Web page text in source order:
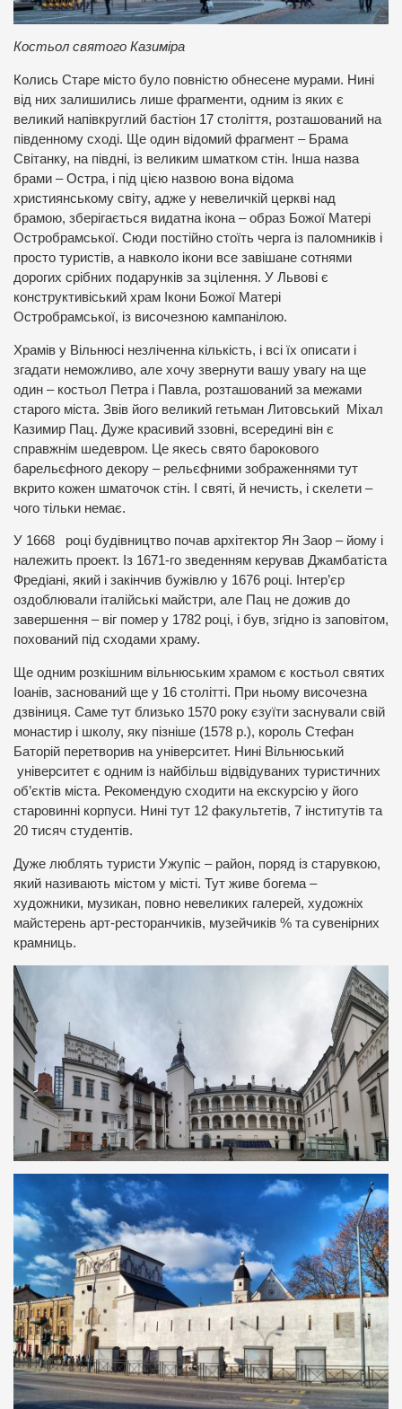
Костьол святого Казиміра
Колись Старе місто було повністю обнесене мурами. Нині
від них залишились лише фрагменти, одним із яких є
великий напівкруглий бастіон 17 століття, розташований на
південному сході. Ще один відомий фрагмент – Брама
Світанку, на півдні, із великим шматком стін. Інша назва
брами – Остра, і під цією назвою вона відома
християнському світу, адже у невеличкій церкві над
брамою, зберігається видатна ікона – образ Божої Матері
Остробрамської. Сюди постійно стоїть черга із паломників і
просто туристів, а навколо ікони все завішане сотнями
дорогих срібних подарунків за зцілення. У Львові є
конструктивіський храм Ікони Божої Матері
Остробрамської, із височезною кампанілою.
Храмів у Вільнюсі незліченна кількість, і всі їх описати і
згадати неможливо, але хочу звернути вашу увагу на ще
один – костьол Петра і Павла, розташований за межами
старого міста. Звів його великий гетьман Литовський Міхал
Казимир Пац. Дуже красивий ззовні, всередині він є
справжнім шедевром. Це якесь свято барокового
барельєфного декору – рельєфними зображеннями тут
вкрито кожен шматочок стін. І святі, й нечисть, і скелети –
чого тільки немає.
У 1668 році будівництво почав архітектор Ян Заор – йому і
належить проект. Із 1671-го зведенням керував Джамбатіста
Фредіані, який і закінчив бужівлю у 1676 році. Інтер’єр
оздоблювали італійські майстри, але Пац не дожив до
завершення – віг помер у 1782 році, і був, згідно із заповітом,
похований під сходами храму.
Ще одним розкішним вільнюським храмом є костьол святих
Іоанів, заснований ще у 16 столітті. При ньому височезна
дзвіниця. Саме тут близько 1570 року єзуїти заснували свій
монастир і школу, яку пізніше (1578 р.), король Стефан
Баторій перетворив на університет. Нині Вільнюський
університет є одним із найбільш відвідуваних туристичних
об’єктів міста. Рекомендую сходити на екскурсію у його
старовинні корпуси. Нині тут 12 факультетів, 7 інститутів та
20 тисяч студентів.
Дуже люблять туристи Ужупіс – район, поряд із старувкою,
який називають містом у місті. Тут живе богема –
художники, музикан, повно невеликих галерей, художніх
майстерень арт-ресторанчиків, музейчиків % та сувенірних
крамниць.